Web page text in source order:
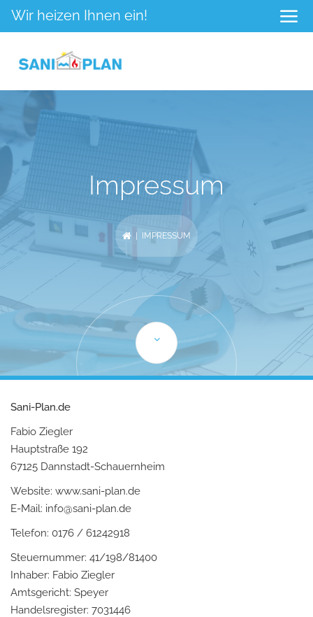
Impressum
| IMPRESSUM
Sani-Plan.de
Fabio Ziegler
Hauptstraße 192
67125 Dannstadt-Schauernheim
Website: www.sani-plan.de
E-Mail: info@sani-plan.de
Telefon: 0176 / 61242918
Steuernummer: 41/198/81400
Inhaber: Fabio Ziegler
Amtsgericht: Speyer
Handelsregister: 7031446
Wir heizen Ihnen ein!